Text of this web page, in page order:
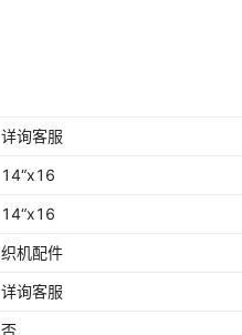
详询客服
14“x16
14“x16
织机配件
详询客服
否